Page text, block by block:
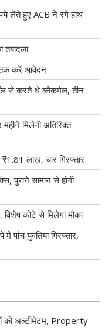
लेते हुए ACB ने रंगे हाथ
तबादला
तक करें आवेदन
से करते थे ब्लैकमेल, तीन
महीने मिलेगी अतिरिक्त
लाख, चार गिरफ्तार
पुराने सामान से होगी
कोटे से मिलेगा मौका
पांच युवतियां गिरफ्तार,
को अल्टीमेटम, Property